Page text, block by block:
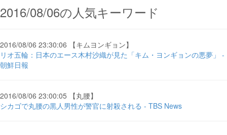
2016/08/06の人気キーワード
2016/08/06 23:30:06 【キムヨンギョン】
リオ五輪：日本のエース木村沙織が見た「キム・ヨンギョンの悪夢」 -
朝鮮日報
2016/08/06 23:00:05 【丸腰】
シカゴで丸腰の黒人男性が警官に射殺される - TBS News